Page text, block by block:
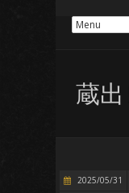
蔵
2025/05/31